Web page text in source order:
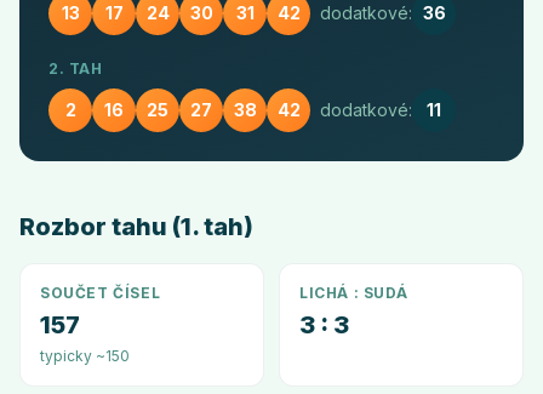
13 17 24 30 31 42 dodatkové: 36
2. TAH
2 16 25 27 38 42 dodatkové: 11
Rozbor tahu (1. tah)
SOUČET ČÍSEL
157
typicky ~150
LICHÁ : SUDÁ
3 : 3